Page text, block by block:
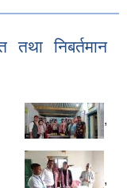
तथा निबर्तमान
,
,